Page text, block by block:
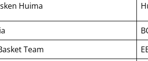
Huima
Team